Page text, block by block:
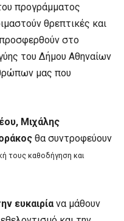
προγράμματος
θρεπτικές και
στο
του Δήμου Αθηναίων
μας που
Μιχάλης
θα συντροφεύουν
τους καθοδήγηση και
ευκαιρία να μάθουν